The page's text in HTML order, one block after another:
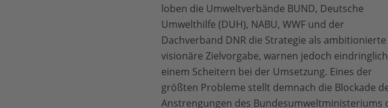
loben die Umweltverbände BUND, Deutsche
Umwelthilfe (DUH), NABU, WWF und der
Dachverband DNR die Strategie als
visionäre Zielvorgabe, warnen jedoch
einem Scheitern bei der Umsetzung. Eines der
größten Probleme stellt demnach die Blockade
Anstrengungen des